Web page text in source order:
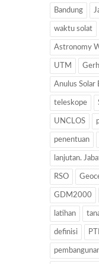
Bandung
waktu solat
Astronomy
UTM
Anulus Solar
teleskope
UNCLOS
penentuan
lanjutan.
RSO
GDM2000
latihan
definisi